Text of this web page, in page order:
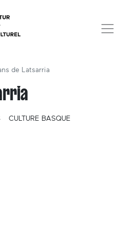
de Latsarria
CULTURE BASQUE